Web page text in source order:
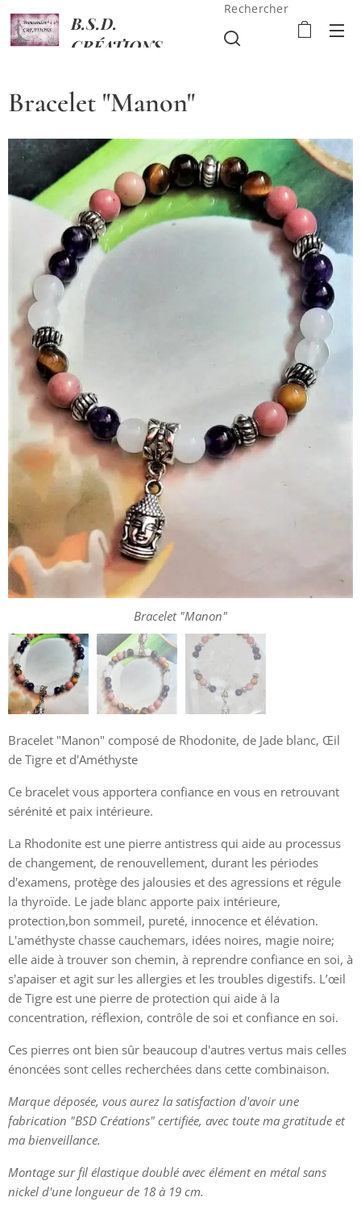
B.S.D.
CRÉATIONS
Rechercher
Bracelet "Manon"
Bracelet "Manon"
Bracelet "Manon"
Bracelet "Manon"
Bracelet "Manon" composé de Rhodonite, de Jade blanc, Œil
de Tigre et d'Améthyste
Ce bracelet vous apportera confiance en vous en retrouvant
sérénité et paix intérieure.
La Rhodonite est une pierre antistress qui aide au processus
de changement, de renouvellement, durant les périodes
d'examens, protège des jalousies et des agressions et régule
la thyroïde. Le jade blanc apporte paix intérieure,
protection,bon sommeil, pureté, innocence et élévation.
L'améthyste chasse cauchemars, idées noires, magie noire;
elle aide à trouver son chemin, à reprendre confiance en soi, à
s'apaiser et agit sur les allergies et les troubles digestifs. L’œil
de Tigre est une pierre de protection qui aide à la
concentration, réflexion, contrôle de soi et confiance en soi.
Ces pierres ont bien sûr beaucoup d'autres vertus mais celles
énoncées sont celles recherchées dans cette combinaison.
Marque déposée, vous aurez la satisfaction d'avoir une
fabrication "BSD Créations" certifiée, avec toute ma gratitude et
ma bienveillance.
Montage sur fil élastique doublé avec élément en métal sans
nickel d'une longueur de 18 à 19 cm.